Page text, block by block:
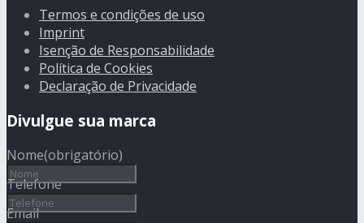
Termos e condições de uso
Imprint
Isenção de Responsabilidade
Política de Cookies
Declaração de Privacidade
Divulgue sua marca
Nome(obrigatório)
Telefone
Email